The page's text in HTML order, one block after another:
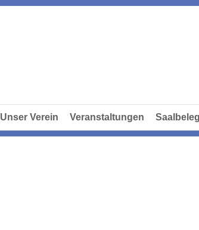
Unser Verein Veranstaltungen